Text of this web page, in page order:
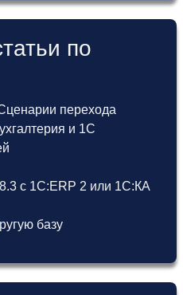
по
перехода
и 1С
с 1С:ERP 2 или 1С:КА
базу